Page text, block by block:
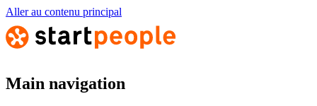
Aller au contenu principal
Main navigation